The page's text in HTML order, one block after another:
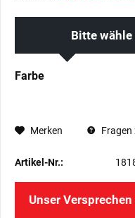
Bitte
Farbe
Merken Fragen
Artikel-Nr.:
Unser Versprechen